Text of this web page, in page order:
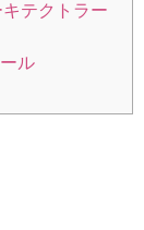
テクトラー
ル